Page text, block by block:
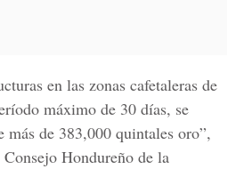
en las zonas cafetaleras de
máximo de 30 días, se
más de 383,000 quintales oro”,
Hondureño de la